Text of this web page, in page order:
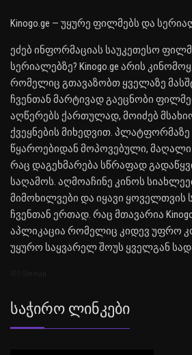
Kinogo.ge — უყურე ფილმებს და
ეძებ ინფორმაციას საუკეთესო
სერიალებზე? Kinogo.ge არის
რომელიც გთავაზობთ ყველაზე
ჩვენთან მარტივად გაეცნობი
აღწერებს ქართულად, მოიძებ
ქვეყნების მიხედვით.
წყაროებიდან მოპოვებული, მაღალი
რაც დაგეხმარება სწრაფად
საღამოს. აღმოაჩინე კინოს
მიმოხილვები და იყავი ყოველთვის
ჩვენთან ერთად. რაც მთავარია Kinogo
აპლიკაცია რომელიც კიდევ უფრო
უყურო საყვარელ შოუს ყველგან
Საჭირო Ლინკები